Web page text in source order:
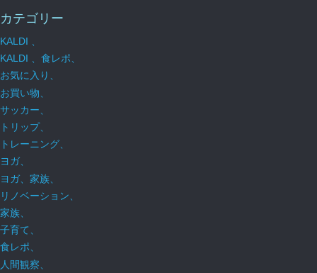
カテゴリー
KALDI 、
KALDI 、食レポ、
お気に入り、
お買い物、
サッカー、
トリップ、
トレーニング、
ヨガ、
ヨガ、家族、
リノベーション、
家族、
子育て、
食レポ、
人間観察、